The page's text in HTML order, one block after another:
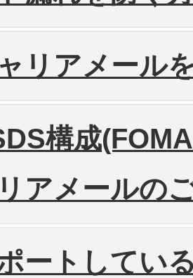
リアメール
構成
アメールの
ートしてい